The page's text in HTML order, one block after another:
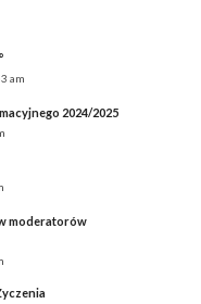
am
2024/2025
moderatorów